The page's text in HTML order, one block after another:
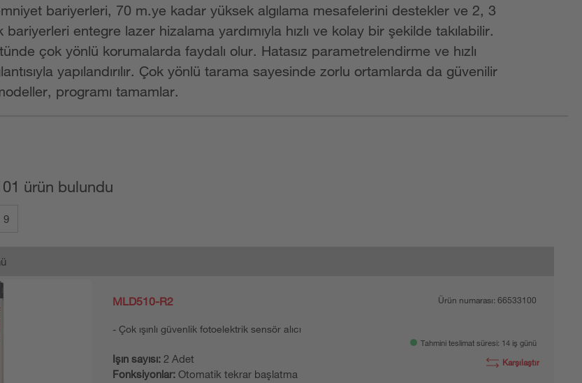
emniyet bariyerleri, 70 m.ye kadar yüksek algılama mesafelerini destekler ve 2, 3
bariyerleri entegre lazer hizalama yardımıyla hızlı ve kolay bir şekilde takılabilir.
çok yönlü korumalarda faydalı olur. Hatasız parametrelendirme ve hızlı
yapılandırılır. Çok yönlü tarama sayesinde zorlu ortamlarda da güvenilir
programı tamamlar.
ürün bulundu
9
MLD510-R2
Çok ışınlı güvenlik fotoelektrik sensör alıcı
Işın sayısı: 2 Adet
Fonksiyonlar: Otomatik tekrar başlatma
Ürün numarası: 66533100
Tahmini teslimat süresi: 14 iş günü
Karşılaştır